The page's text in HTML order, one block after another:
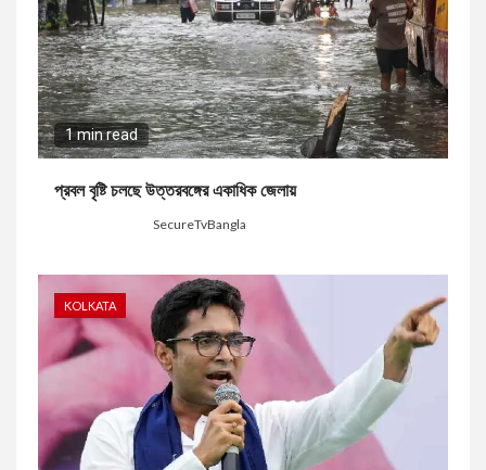
1 min read
প্রবল বৃষ্টি চলছে উত্তরবঙ্গের একাধিক জেলায়
SecureTvBangla
KOLKATA